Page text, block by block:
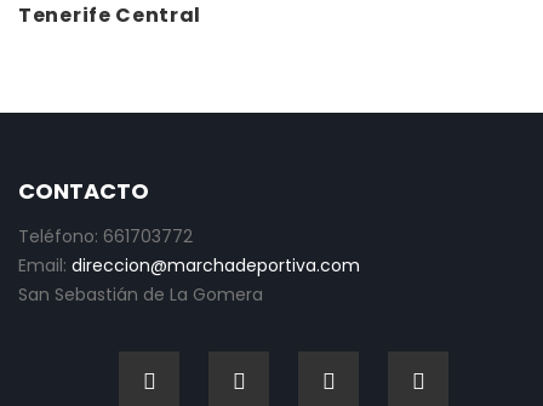
Tenerife Central
CONTACTO
Teléfono: 661703772
Email: direccion@marchadeportiva.com
San Sebastián de La Gomera